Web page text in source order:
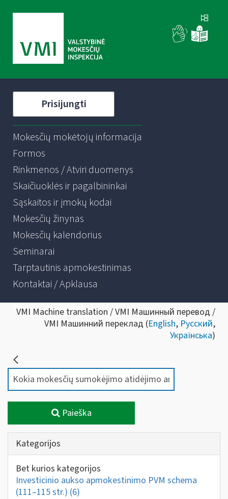
Prisijungti
Mokesčių mokėtojų informacija
Formos
Rinkmenos / Atviri duomenys
Skaičiuoklės ir pagalbininkai
Sąskaitos ir įmokų kodai
Mokesčių žinynas
Mokesčių kalendorius
Seminarai
Tarptautinis apmokestinimas
Kontaktai / Apklausa
VMI Machine translation / VMI Машинный перевод /
VMI Машинний переклад (English, Русский,
Українська)
Paieška
Kategorijos
Bet kurios kategorijos
Investicinio aukso apmokestinimo PVM schema
(111–115 str.) (6)